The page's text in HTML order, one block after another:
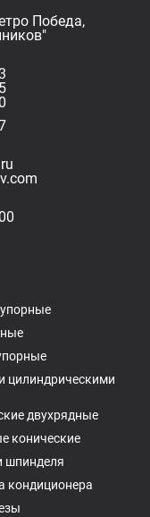
Победа,
цилиндрическими
двухрядные
конические
шпинделя
кондиционера